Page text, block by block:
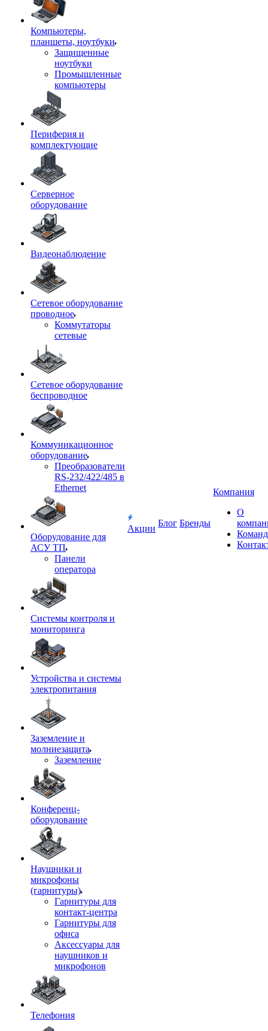
Компьютеры,
планшеты, ноутбуки
Защищенные
ноутбуки
Промышленные
компьютеры
Периферия и
комплектующие
Серверное
оборудование
Видеонаблюдение
Сетевое оборудование
проводное
Коммутаторы
сетевые
Сетевое оборудование
беспроводное
Коммуникационное
оборудование
Преобразователи
RS-232/422/485 в
Ethernet
Оборудование для
АСУ ТП
Панели
оператора
Системы контроля и
мониторинга
Устройства и системы
электропитания
Заземление и
молниезащита
Заземление
Конференц-
оборудование
Наушники и
микрофоны
(гарнитуры)
Гарнитуры для
контакт-центра
Гарнитуры для
офиса
Аксессуары для
наушников и
микрофонов
Телефония
Акции
Блог Бренды
Компания
О